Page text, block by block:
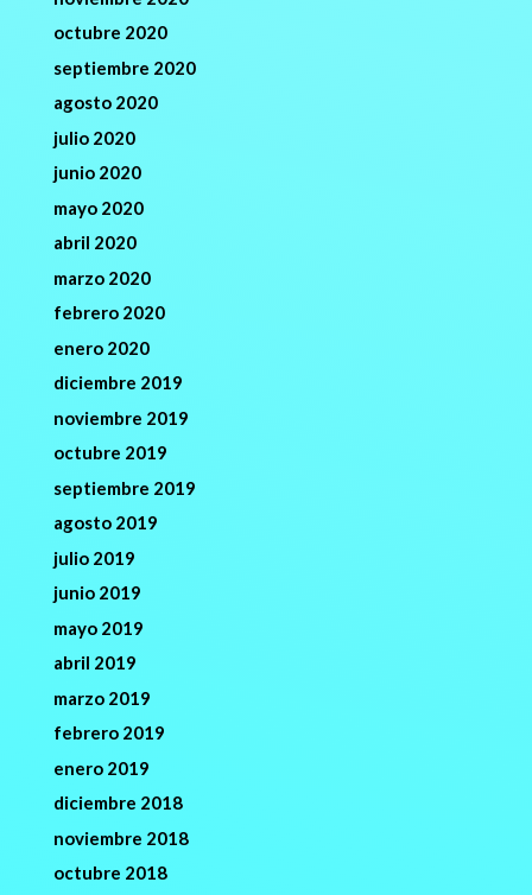
octubre 2020
septiembre 2020
agosto 2020
julio 2020
junio 2020
mayo 2020
abril 2020
marzo 2020
febrero 2020
enero 2020
diciembre 2019
noviembre 2019
octubre 2019
septiembre 2019
agosto 2019
julio 2019
junio 2019
mayo 2019
abril 2019
marzo 2019
febrero 2019
enero 2019
diciembre 2018
noviembre 2018
octubre 2018